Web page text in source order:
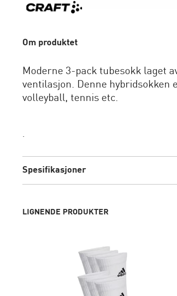
Om produktet
Moderne 3-pack tubesokk laget
ventilasjon. Denne hybridsokken
volleyball, tennis etc.
.
Spesifikasjoner
LIGNENDE PRODUKTER